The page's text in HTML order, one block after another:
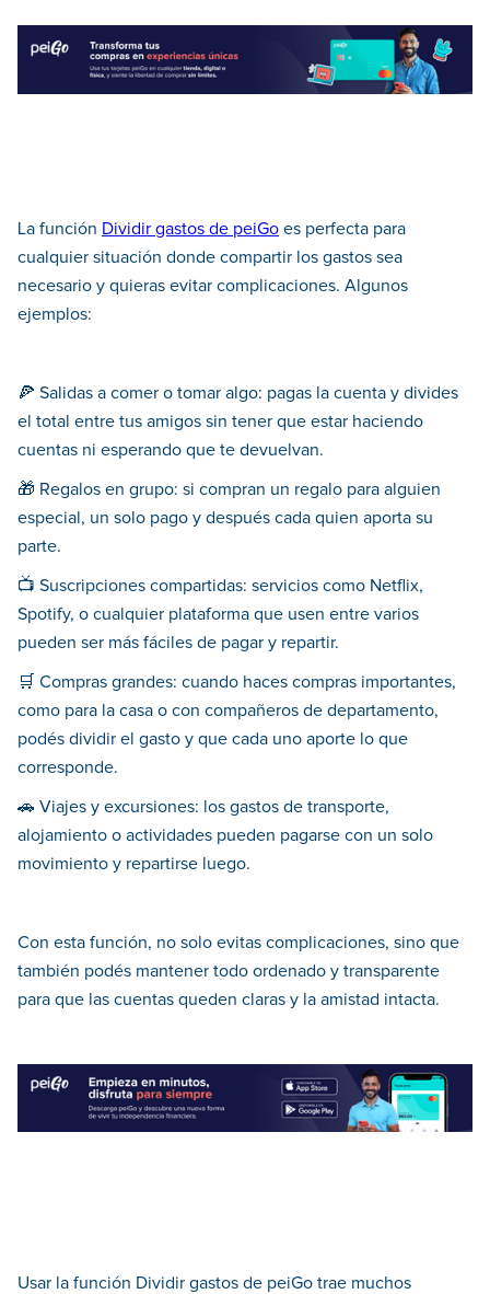
La función Dividir gastos de peiGo es perfecta para
cualquier situación donde compartir los gastos sea
necesario y quieras evitar complicaciones. Algunos
ejemplos:
🍕 Salidas a comer o tomar algo: pagas la cuenta y divides
el total entre tus amigos sin tener que estar haciendo
cuentas ni esperando que te devuelvan.
🎁 Regalos en grupo: si compran un regalo para alguien
especial, un solo pago y después cada quien aporta su
parte.
📺 Suscripciones compartidas: servicios como Netflix,
Spotify, o cualquier plataforma que usen entre varios
pueden ser más fáciles de pagar y repartir.
🛒 Compras grandes: cuando haces compras importantes,
como para la casa o con compañeros de departamento,
podés dividir el gasto y que cada uno aporte lo que
corresponde.
🚗 Viajes y excursiones: los gastos de transporte,
alojamiento o actividades pueden pagarse con un solo
movimiento y repartirse luego.
Con esta función, no solo evitas complicaciones, sino que
también podés mantener todo ordenado y transparente
para que las cuentas queden claras y la amistad intacta.
Usar la función Dividir gastos de peiGo trae muchos